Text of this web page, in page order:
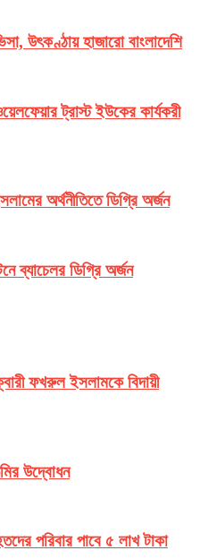
উৎকণ্ঠায় হাজারো বাংলাদেশি
ট্রাস্ট ইউকের কার্যকরী
অর্থনীতিতে ডিগ্রি অর্জন
ব্যাচেলর ডিগ্রি অর্জন
ফখরুল ইসলামকে বিদায়ী
উদ্বোধন
পরিবার পাবে ৫ লাখ টাকা